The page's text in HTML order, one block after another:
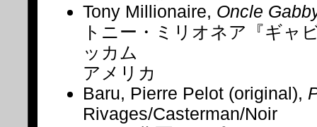
Tony Millionaire, Oncle
トニー・ミリオネア『ギャ
ッカム
アメリカ
Baru, Pierre Pelot (original),
Rivages/Casterman/Noir